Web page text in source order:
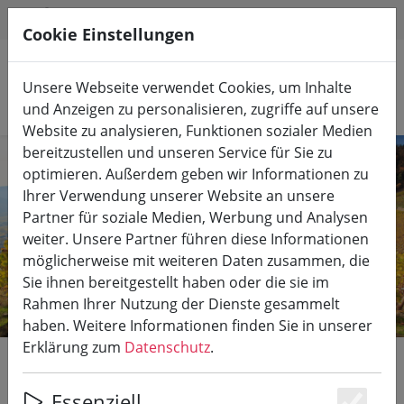
Produkte suchen
Das Ahrtal und seine
Cookie Einstellungen
Unsere Webseite verwendet Cookies, um Inhalte
und Anzeigen zu personalisieren, zugriffe auf unsere
Website zu analysieren, Funktionen sozialer Medien
bereitzustellen und unseren Service für Sie zu
optimieren. Außerdem geben wir Informationen zu
Ihrer Verwendung unserer Website an unsere
Partner für soziale Medien, Werbung und Analysen
weiter. Unsere Partner führen diese Informationen
möglicherweise mit weiteren Daten zusammen, die
Sie ihnen bereitgestellt haben oder die sie im
Rahmen Ihrer Nutzung der Dienste gesammelt
haben. Weitere Informationen finden Sie in unserer
Erklärung zum Datenschutz.